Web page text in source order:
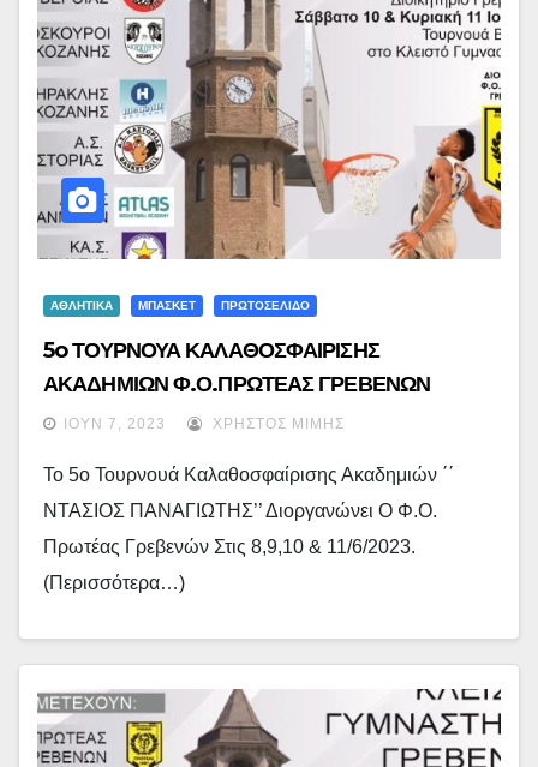
ΑΘΛΗΤΙΚΑ ΜΠΑΣΚΕΤ ΠΡΩΤΟΣΕΛΙΔΟ
5o ΤΟΥΡΝΟΥΑ ΚΑΛΑΘΟΣΦΑΙΡΙΣΗΣ
ΑΚΑΔΗΜΙΩΝ Φ.Ο.ΠΡΩΤΕΑΣ ΓΡΕΒΕΝΩΝ
“ΝΤΑΣΙΟΣ ΠΑΝΑΓΙΩΤΗΣ” – Δείτε Το Πρόγραμμα
ΙΟΎΝ 7, 2023 ΧΡΉΣΤΟΣ ΜΊΜΗΣ
Το 5o Τουρνουά Καλαθοσφαίρισης Ακαδημιών ΄΄
ΝΤΑΣΙΟΣ ΠΑΝΑΓΙΩΤΗΣ’’ Διοργανώνει Ο Φ.Ο.
Πρωτέας Γρεβενών Στις 8,9,10 & 11/6/2023.
(περισσότερα…)